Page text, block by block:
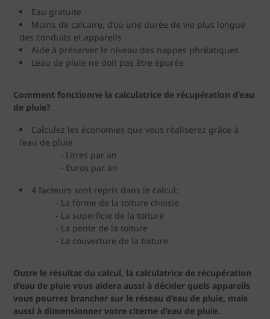
Eau gratuite
Moins de calcaire, d’où une durée de vie plus longue
des conduits et appareils
Aide à préserver le niveau des nappes phréatiques
L’eau de pluie ne doit pas être épurée
Comment fonctionne la calculatrice de récupération d’eau
de pluie?
Calculez les économies que vous réaliserez grâce à
l’eau de pluie
- Litres par an
- Euros par an
4 facteurs sont repris dans le calcul:
- La forme de la toiture choisie
- La superficie de la toiture
- La pente de la toiture
- La couverture de la toiture
Outre le résultat du calcul, la calculatrice de récupération
d’eau de pluie vous aidera aussi à décider quels appareils
vous pourrez brancher sur le réseau d’eau de pluie, mais
aussi à dimensionner votre citerne d’eau de pluie.